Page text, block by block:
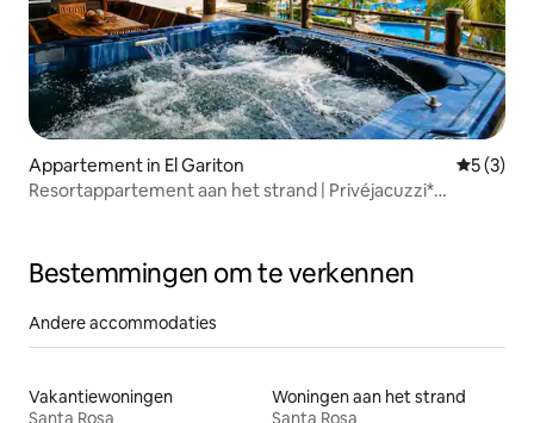
Appartement in El Gariton
5 (3)
Resortappartement aan het strand | Privéjacuzzi*
Bestemmingen om te verkennen
Andere accommodaties
Vakantiewoningen
Woningen aan het strand